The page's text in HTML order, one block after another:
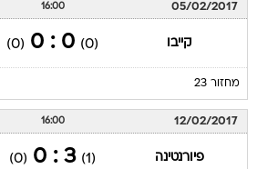
05/02/2017
16:00
קייבו (0)
0 : 0
(0)
מחזור 23
12/02/2017
16:00
פיורנטינה (1)
3 : 0
(0)